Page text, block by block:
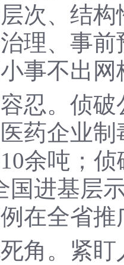
次、结
理、事
事不出
。侦破
药企业
余吨；侦
国进基层
在全省推
。紧盯